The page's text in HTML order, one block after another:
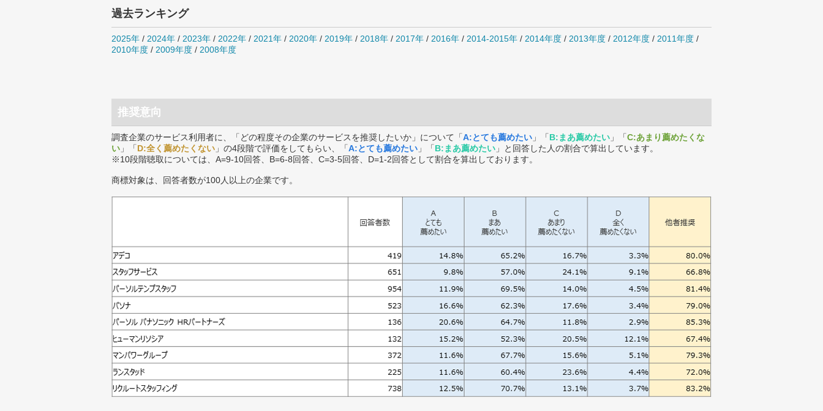
過去ランキング
2025年 / 2024年 / 2023年 / 2022年 / 2021年 / 2020年 / 2019年 / 2018年 / 2017年 / 2016年 / 2014-2015年 / 2014年度 / 2013年度 / 2012年度 / 2011年度 /
2010年度 / 2009年度 / 2008年度
推奨意向
調査企業のサービス利用者に、「どの程度その企業のサービスを推奨したいか」について「A:とても薦めたい 」「B:まあ薦めたい 」「C:あまり薦めたくな
い 」「D:全く薦めたくない 」の4段階で評価をしてもらい、「A:とても薦めたい 」「B:まあ薦めたい 」と回答した人の割合で算出しています。
※10段階聴取については、A=9-10回答、B=6-8回答、C=3-5回答、D=1-2回答として割合を算出しております。
商標対象は、回答者数が100人以上の企業です。